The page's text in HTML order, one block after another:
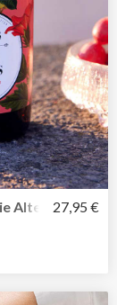
Alternative zu
27,95 €